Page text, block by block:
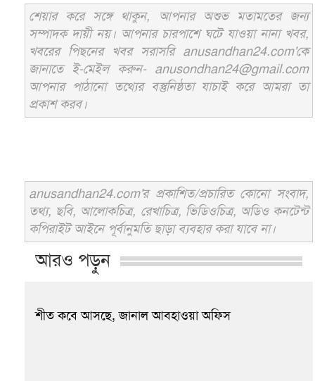
শেয়ার করে সঙ্গে থাকুন, আপনার অশুভ মতামতের জন্য
সম্পাদক দায়ী নয়। আপনার চারপাশে ঘটে যাওয়া নানা খবর,
খবরের পিছনের খবর সরাসরি anusandhan24.com'কে
জানাতে ই-মেইল করুন- anusondhan24@gmail.com
আপনার পাঠানো তথ্যের বস্তুনিষ্ঠতা যাচাই করে আমরা তা
প্রকাশ করব।
anusandhan24.com'র প্রকাশিত/প্রচারিত কোনো সংবাদ,
তথ্য, ছবি, আলোকচিত্র, রেখাচিত্র, ভিডিওচিত্র, অডিও কনটেন্ট
কপিরাইট আইনে পূর্বানুমতি ছাড়া ব্যবহার করা যাবে না।
আরও পড়ুন
শীত কবে আসছে, জানাল আবহাওয়া অফিস